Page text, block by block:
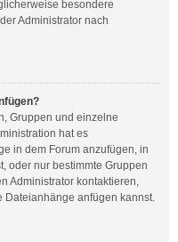
besondere
Administrator nach
Gruppen und einzelne
hat es
in dem Forum anzufügen, in
oder nur bestimmte Gruppen
Administrator kontaktieren,
Dateianhänge anfügen kannst.